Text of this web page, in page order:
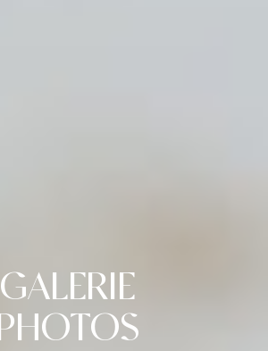
GALERIE
PHOTOS